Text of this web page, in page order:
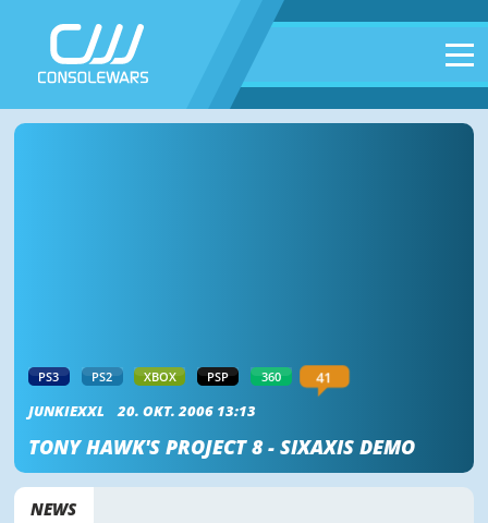
PS3 PS2 XBOX PSP 360 41
JUNKIEXXL 20. OKT. 2006 13:13
TONY HAWK'S PROJECT 8 - SIXAXIS DEMO
NEWS